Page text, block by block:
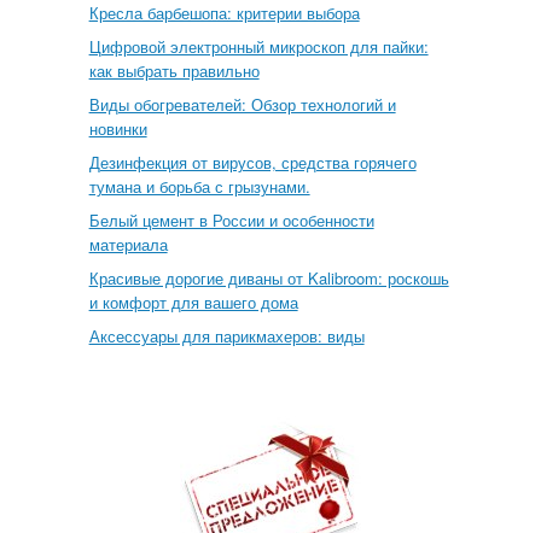
Кресла барбешопа: критерии выбора
Цифровой электронный микроскоп для пайки:
как выбрать правильно
Виды обогревателей: Обзор технологий и
новинки
Дезинфекция от вирусов, средства горячего
тумана и борьба с грызунами.
Белый цемент в России и особенности
материала
Красивые дорогие диваны от Kalibroom: роскошь
и комфорт для вашего дома
Аксессуары для парикмахеров: виды